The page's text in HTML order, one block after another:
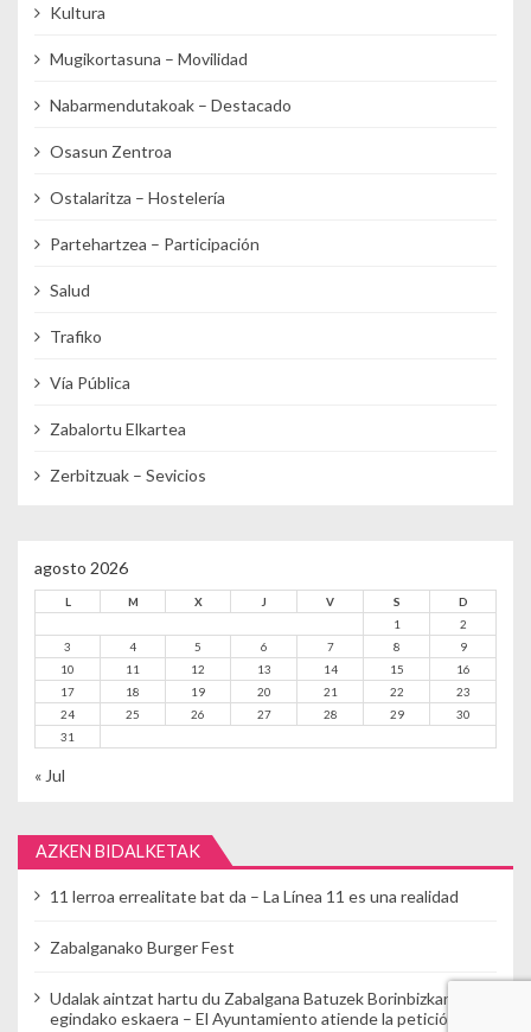
Kultura
Mugikortasuna – Movilidad
Nabarmendutakoak – Destacado
Osasun Zentroa
Ostalaritza – Hostelería
Partehartzea – Participación
Salud
Trafiko
Vía Pública
Zabalortu Elkartea
Zerbitzuak – Sevicios
agosto 2026
L M X J V S
D
1
2
3
4 5 6 7 8
9
10
11 12 13 14 15
16
17
18 19 20 21 22
23
24
25 26 27 28 29
30
31
« Jul
AZKEN BIDALKETAK
11 lerroa errealitate bat da – La Línea 11 es una realidad
Zabalganako Burger Fest
Udalak aintzat hartu du Zabalgana Batuzek Borinbizkarran
egindako eskaera – El Ayuntamiento atiende la petición de